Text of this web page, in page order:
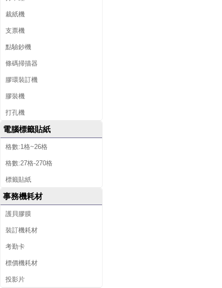
裁紙機
支票機
點驗鈔機
條碼掃描器
膠環裝訂機
膠裝機
打孔機
電腦標籤貼紙
格數:1格~26格
格數:27格-270格
標籤貼紙
事務機耗材
護貝膠膜
裝訂機耗材
考勤卡
標價機耗材
投影片